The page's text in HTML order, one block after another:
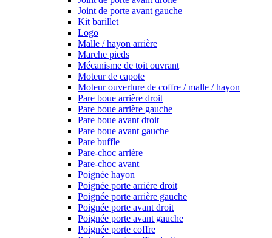
Joint de porte avant gauche
Kit barillet
Logo
Malle / hayon arrière
Marche pieds
Mécanisme de toit ouvrant
Moteur de capote
Moteur ouverture de coffre / malle / hayon
Pare boue arrière droit
Pare boue arrière gauche
Pare boue avant droit
Pare boue avant gauche
Pare buffle
Pare-choc arrière
Pare-choc avant
Poignée hayon
Poignée porte arrière droit
Poignée porte arrière gauche
Poignée porte avant droit
Poignée porte avant gauche
Poignée porte coffre